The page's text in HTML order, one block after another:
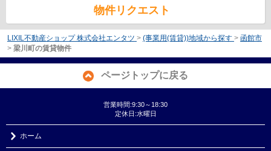
物件リクエスト
LIXIL不動産ショップ 株式会社エンタツ > (事業用(賃貸))地域から探す > 函館市
> 梁川町の賃貸物件
ページトップに戻る
営業時間:9:30～18:30
定休日:水曜日
ホーム